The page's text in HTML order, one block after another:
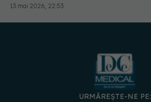
13 mai 2026, 22:53
URMĂREȘTE-NE PE: